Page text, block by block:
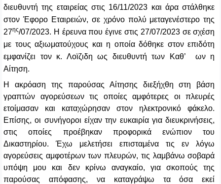
διευθυντή της εταιρείας στις 16/11/2023 και άρα στάλθηκε
στον Έφορο Εταιρειών, σε χρόνο πολύ μεταγενέστερο της
27ης/07/2023. Η έρευνα που έγινε στις 27/07/2023 σε σχέση
με τους αξιωματούχους και η οποία δόθηκε στον επιδότη
εμφανίζει τον κ. Λοϊζιδη ως διευθυντή των Καθ’ ων η
Αίτηση.
Η ακρόαση της παρούσας Αίτησης διεξήχθη στη βάση
γραπτών αγορεύσεων τις οποίες αμφότερες οι πλευρές
ετοίμασαν και καταχώρησαν στον ηλεκτρονικό φάκελο.
Επίσης, οι συνήγοροι είχαν την ευκαιρία για διευκρινήσεις,
στις οποίες προέβηκαν προφορικά ενώπιον του
Δικαστηρίου. Έχω μελετήσει επισταμένα τις εν λόγω
αγορεύσεις αμφοτέρων των πλευρών, τις λαμβάνω σοβαρά
υπόψη μου και δεν κρίνω αναγκαίο, για σκοπούς της
παρούσας απόφασης, να καταγράψω τα όσα εκεί